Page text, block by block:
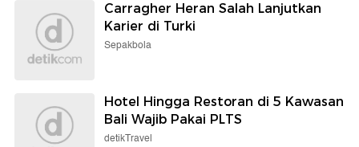
Carragher Heran Salah Lanjutkan
Karier di Turki
Sepakbola
Hotel Hingga Restoran di 5 Kawasan
Bali Wajib Pakai PLTS
detikTravel